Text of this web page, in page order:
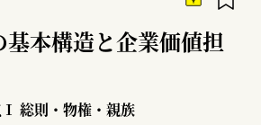
本構造と企業価値担
総則・物権・親族